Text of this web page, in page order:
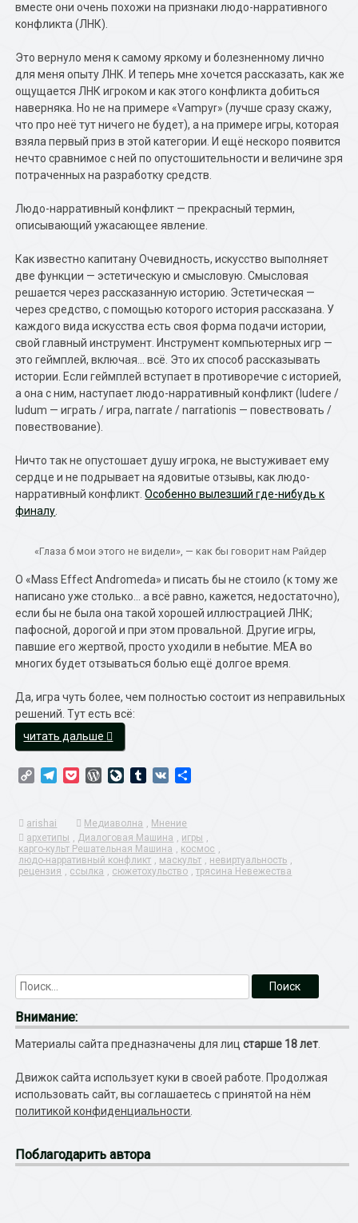
вместе они очень похожи на признаки людо-нарративного
конфликта (ЛНК).
Это вернуло меня к самому яркому и болезненному лично
для меня опыту ЛНК. И теперь мне хочется рассказать, как же
ощущается ЛНК игроком и как этого конфликта добиться
наверняка. Но не на примере «Vampyr» (лучше сразу скажу,
что про неё тут ничего не будет), а на примере игры, которая
взяла первый приз в этой категории. И ещё нескоро появится
нечто сравнимое с ней по опустошительности и величине зря
потраченных на разработку средств.
Людо-нарративный конфликт — прекрасный термин,
описывающий ужасающее явление.
Как известно капитану Очевидность, искусство выполняет
две функции — эстетическую и смысловую. Смысловая
решается через рассказанную историю. Эстетическая —
через средство, с помощью которого история рассказана. У
каждого вида искусства есть своя форма подачи истории,
свой главный инструмент. Инструмент компьютерных игр —
это геймплей, включая… всё. Это их способ рассказывать
истории. Если геймплей вступает в противоречие с историей,
а она с ним, наступает людо-нарративный конфликт (ludere /
ludum — играть / игра, narrate / narrationis — повествовать /
повествование).
Ничто так не опустошает душу игрока, не выстуживает ему
сердце и не подрывает на ядовитые отзывы, как людо-
нарративный конфликт.Особенно вылезший где-нибудь к
финалу
«Глаза б мои этого не видели», — как бы говорит нам Райдер
О «Mass Effect Andromeda» и писать бы не стоило (к тому же
написано уже столько… а всё равно, кажется, недостаточно),
если бы не была она такой хорошей иллюстрацией ЛНК;
пафосной, дорогой и при этом провальной. Другие игры,
павшие его жертвой, просто уходили в небытие. MEA во
многих будет отзываться болью ещё долгое время.
Да, игра чуть более, чем полностью состоит из неправильных
решений. Тут есть всё:
читать дальше «Людо-
нарративный
конфликт
глазами
Copy TelegramPocketWordPress
LiveJournal
Tumblr
VK
arishai Медиаволна
Мнение
архетипы
Диалоговая Машина игры
карго-культ Решательная Машина
космос
людо-нарративный конфликт
маскульт невиртуальность
рецензия
ссылка сюжетохульство ,трясина Невежества
Внимание:
Материалы сайта предназначены для лицстарше 18 лет
Движок сайта использует куки в своей работе. Продолжая
использовать сайт, вы соглашаетесь с принятой на нём
политикой конфиденциальности
Поблагодарить автора